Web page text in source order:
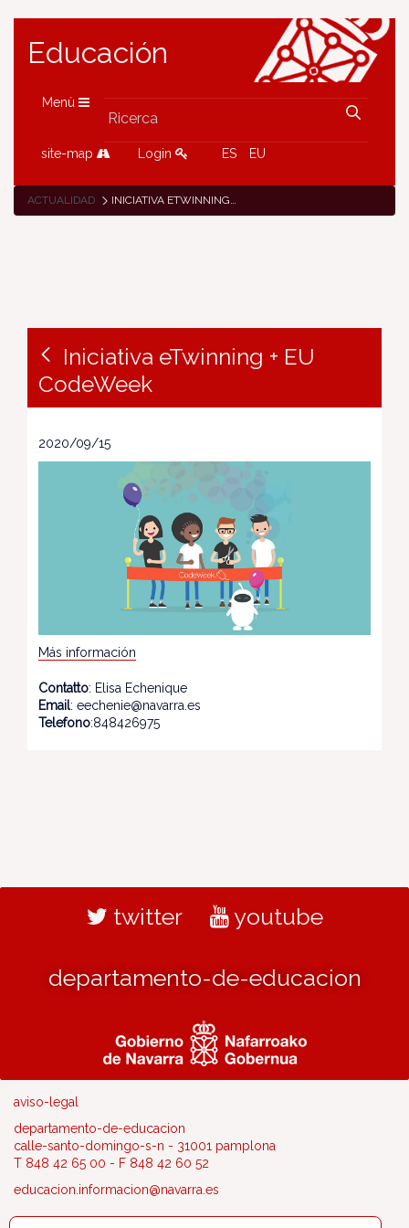
Educación
Menù
site-map Login ES EU
ACTUALIDAD INICIATIVA ETWINNING + EU CODEWEEK
Iniciativa eTwinning + EU
CodeWeek
2020/09/15
Más información
Contatto: Elisa Echenique
Email: eechenie@navarra.es
Telefono:848426975
twitter youtube
departamento-de-educacion
aviso-legal
departamento-de-educacion
calle-santo-domingo-s-n - 31001 pamplona
T 848 42 65 00 - F 848 42 60 52
educacion.informacion@navarra.es